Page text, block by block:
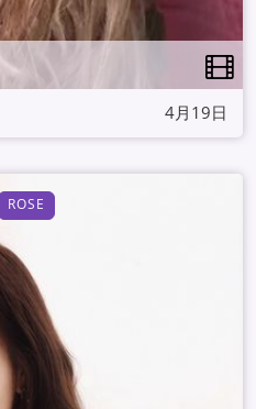
4月19日
ROSE